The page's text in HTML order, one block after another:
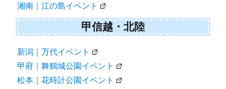
湘南｜江の島イベント
甲信越・北陸
新潟｜万代イベント
甲府｜舞鶴城公園イベント
松本｜花時計公園イベント